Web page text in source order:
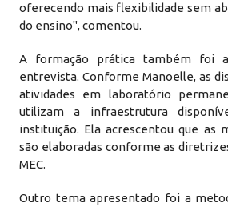
oferecendo mais flexibilidade sem
do ensino", comentou.
A formação prática também foi
entrevista. Conforme Manoelle, as
atividades em laboratório
utilizam a infraestrutura
instituição. Ela acrescentou que as
são elaboradas conforme as
MEC.
Outro tema apresentado foi a